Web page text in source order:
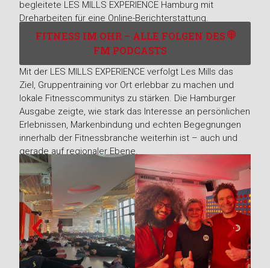
begleitete LES MILLS EXPERIENCE Hamburg mit
Dreharbeiten für eine Online-Berichterstattung.
FITNESS IM OHR – ALLE FOLGEN DES
FM PODCASTS
Mit der LES MILLS EXPERIENCE verfolgt Les Mills das
Ziel, Gruppentraining vor Ort erlebbar zu machen und
lokale Fitnesscommunitys zu stärken. Die Hamburger
Ausgabe zeigte, wie stark das Interesse an persönlichen
Erlebnissen, Markenbindung und echten Begegnungen
innerhalb der Fitnessbranche weiterhin ist – auch und
gerade auf regionaler Ebene.